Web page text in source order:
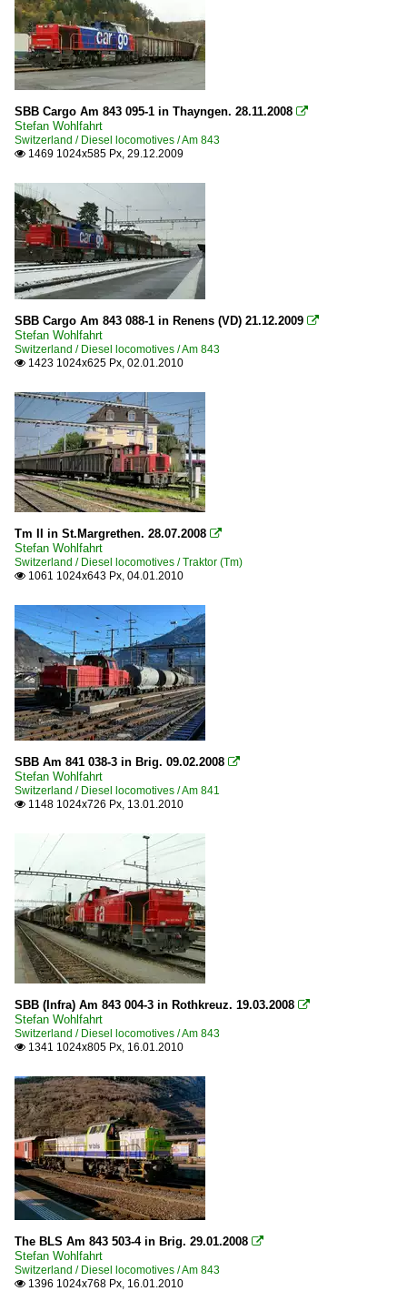
SBB Cargo Am 843 095-1 in Thayngen. 28.11.2008 
Stefan Wohlfahrt
Switzerland / Diesel locomotives / Am 843
 1469 1024x585 Px, 29.12.2009
SBB Cargo Am 843 088-1 in Renens (VD) 21.12.2009 
Stefan Wohlfahrt
Switzerland / Diesel locomotives / Am 843
 1423 1024x625 Px, 02.01.2010
Tm II in St.Margrethen. 28.07.2008 
Stefan Wohlfahrt
Switzerland / Diesel locomotives / Traktor (Tm)
 1061 1024x643 Px, 04.01.2010
SBB Am 841 038-3 in Brig. 09.02.2008 
Stefan Wohlfahrt
Switzerland / Diesel locomotives / Am 841
 1148 1024x726 Px, 13.01.2010
SBB (Infra) Am 843 004-3 in Rothkreuz. 19.03.2008 
Stefan Wohlfahrt
Switzerland / Diesel locomotives / Am 843
 1341 1024x805 Px, 16.01.2010
The BLS Am 843 503-4 in Brig. 29.01.2008 
Stefan Wohlfahrt
Switzerland / Diesel locomotives / Am 843
 1396 1024x768 Px, 16.01.2010